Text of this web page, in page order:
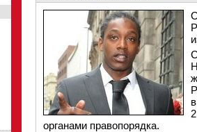
органами правопорядка.